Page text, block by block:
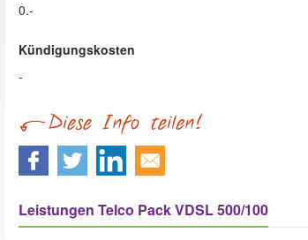
0.-
Kündigungskosten
-
Leistungen Telco Pack VDSL 500/100